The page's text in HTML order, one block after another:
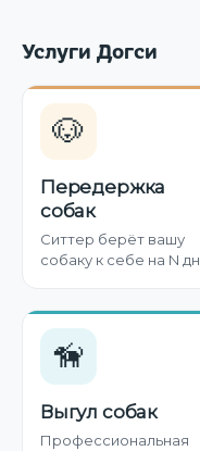
Услуги Догси
🐶
Передержка
собак
Ситтер берёт вашу
собаку к себе на N
🦮
Выгул собак
Профессиональная